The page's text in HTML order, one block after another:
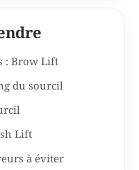
: Brow Lift
du sourcil
Lift
à éviter